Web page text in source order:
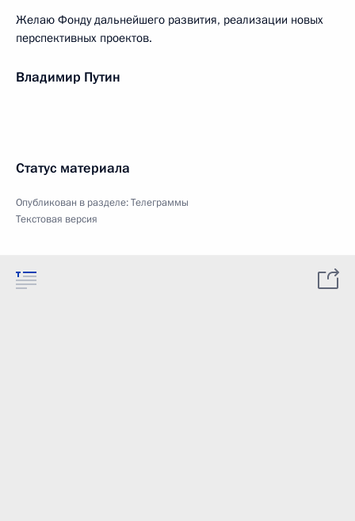
Желаю Фонду дальнейшего развития, реализации новых
перспективных проектов.
Владимир Путин
Статус материала
Опубликован в разделе:Телеграммы
Текстовая версия